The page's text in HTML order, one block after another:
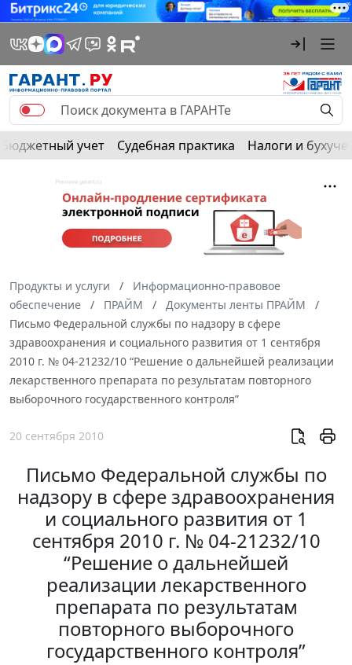
Бюджетный учет Судебная практика Налоги и
Продукты и услуги
Информационно-правовое
обеспечение
ПРАЙМ
Документы ленты ПРАЙМ
Письмо Федеральной службы по надзору в сфере
здравоохранения и социального развития от 1 сентября
2010 г. № 04-21232/10 “Решение о дальнейшей реализации
лекарственного препарата по результатам повторного
выборочного государственного контроля”
20 сентября 2010
Письмо Федеральной службы по
надзору в сфере здравоохранения
и социального развития от 1
сентября 2010 г. № 04-21232/10
“Решение о дальнейшей
реализации лекарственного
препарата по результатам
повторного выборочного
государственного контроля”